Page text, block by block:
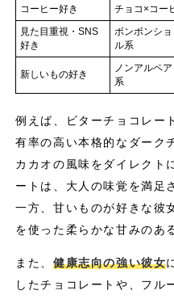
コーヒー好き
チョコ×コー
見た目重視・SNS
好き
ボンボンシ
ル系
新しいもの好き
ノンアルペ
系
例えば、ビターチョコレー
有率の高い本格的なダーク
カカオの風味をダイレクト
ートは、大人の味覚を満足
一方、甘いものが好きな彼
を使った柔らかな甘みのあ
また、 健康志向の強い彼女
したチョコレートや、フル